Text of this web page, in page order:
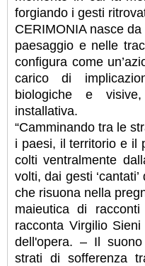
forgiando i gesti
CERIMONIA nasce
paesaggio e nelle
configura come
carico di
biologiche e
installativa.
“Camminando tra le
i paesi, il territorio e il
colti ventralmente
volti, dai gesti
che risuona nella
maieutica di
racconta Virgilio
dell'opera. – Il
strati di sofferenza